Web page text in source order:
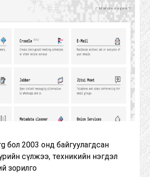
бол 2003 онд байгуулагдсан
сүлжээ, техникийн нэгдэл
зорилго